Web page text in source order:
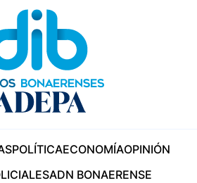
POLÍTICAECONOMÍAOPINIÓN
ADN BONAERENSE